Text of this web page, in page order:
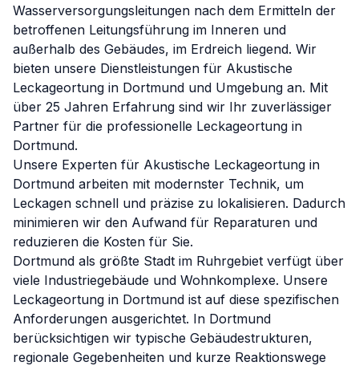
Wasserversorgungsleitungen nach dem Ermitteln der
betroffenen Leitungsführung im Inneren und
außerhalb des Gebäudes, im Erdreich liegend. Wir
bieten unsere Dienstleistungen für Akustische
Leckageortung in Dortmund und Umgebung an. Mit
über 25 Jahren Erfahrung sind wir Ihr zuverlässiger
Partner für die professionelle Leckageortung in
Dortmund.
Unsere Experten für Akustische Leckageortung in
Dortmund arbeiten mit modernster Technik, um
Leckagen schnell und präzise zu lokalisieren. Dadurch
minimieren wir den Aufwand für Reparaturen und
reduzieren die Kosten für Sie.
Dortmund als größte Stadt im Ruhrgebiet verfügt über
viele Industriegebäude und Wohnkomplexe. Unsere
Leckageortung in Dortmund ist auf diese spezifischen
Anforderungen ausgerichtet. In Dortmund
berücksichtigen wir typische Gebäudestrukturen,
regionale Gegebenheiten und kurze Reaktionswege